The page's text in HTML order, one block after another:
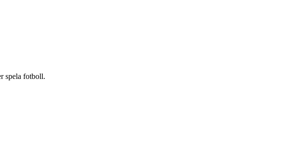
spela fotboll.